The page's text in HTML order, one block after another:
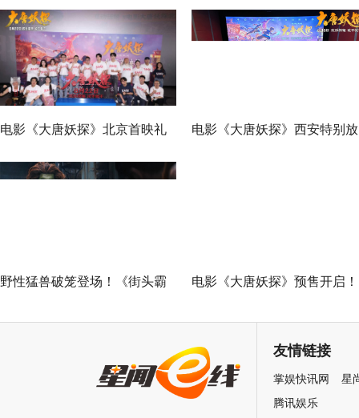
电影《大唐妖探》北京首映礼
欢乐探案获观众盛赞：“夯！”
电影《大唐妖探》西安特别放
野性猛兽破笼登场！《街头霸 电影《大唐妖探》预售开启！
邀你共赴探案之旅友情链接
掌娱快讯网
星
腾讯娱乐